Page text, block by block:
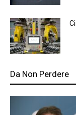
Da Non Perdere